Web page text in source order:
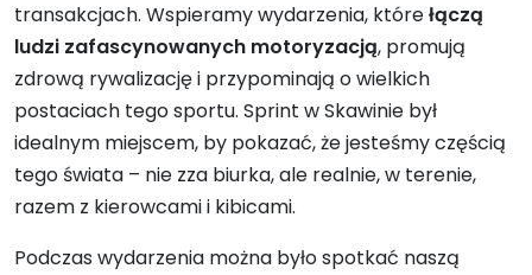
transakcjach. Wspieramy wydarzenia, którełączą
ludzi zafascynowanych motoryzacją, promują
zdrową rywalizację i przypominają o wielkich
postaciach tego sportu. Sprint w Skawinie był
idealnym miejscem, by pokazać, że jesteśmy częścią
tego świata – nie zza biurka, ale realnie, w terenie,
razem z kierowcami i kibicami.
Podczas wydarzenia można było spotkać naszą